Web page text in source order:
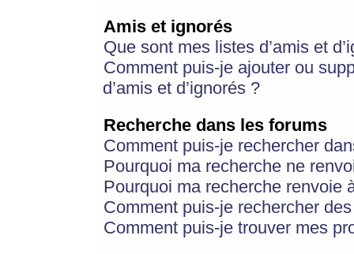
Amis et ignorés
Que sont mes listes d’amis et
Comment puis-je ajouter ou
d’amis et d’ignorés ?
Recherche dans les forums
Comment puis-je rechercher
Pourquoi ma recherche ne
Pourquoi ma recherche renvoie
Comment puis-je rechercher
Comment puis-je trouver mes